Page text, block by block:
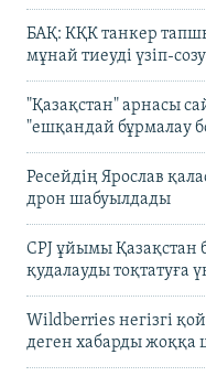
БАҚ: КҚК танкер
мұнай тиеуді үзіп-
"Қазақстан" арнасы
"ешқандай бұрмалау
Ресейдің Ярослав
дрон шабуылдады
CPJ ұйымы Қазақстан
қудалауды тоқтатуға
Wildberries негізгі
деген хабарды жоққа